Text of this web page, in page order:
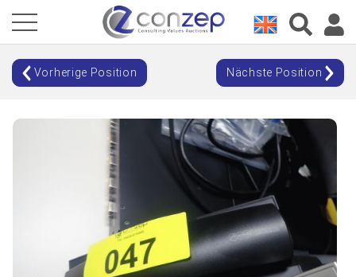
Vorherige Position Nächste Position